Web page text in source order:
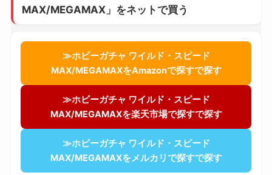
MAX/MEGAMAX」をネットで買う
≫ホビーガチャ ワイルド・スピード
MAX/MEGAMAXをAmazonで探すで探す
≫ホビーガチャ ワイルド・スピード
MAX/MEGAMAXを楽天市場で探すで探す
≫ホビーガチャ ワイルド・スピード
MAX/MEGAMAXをメルカリで探すで探す